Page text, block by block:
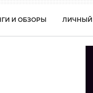
И ОБЗОРЫ ЛИЧНЫЙ